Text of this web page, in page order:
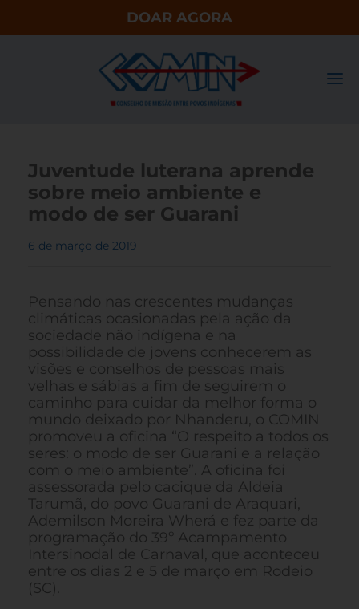
DOAR AGORA
Juventude luterana aprende
sobre meio ambiente e
modo de ser Guarani
6 de março de 2019
Pensando nas crescentes mudanças
climáticas ocasionadas pela ação da
sociedade não indígena e na
possibilidade de jovens conhecerem as
visões e conselhos de pessoas mais
velhas e sábias a fim de seguirem o
caminho para cuidar da melhor forma o
mundo deixado por Nhanderu, o COMIN
promoveu a oficina “O respeito a todos os
seres: o modo de ser Guarani e a relação
com o meio ambiente”. A oficina foi
assessorada pelo cacique da Aldeia
Tarumã, do povo Guarani de Araquari,
Ademilson Moreira Wherá e fez parte da
programação do 39º Acampamento
Intersinodal de Carnaval, que aconteceu
entre os dias 2 e 5 de março em Rodeio
(SC).